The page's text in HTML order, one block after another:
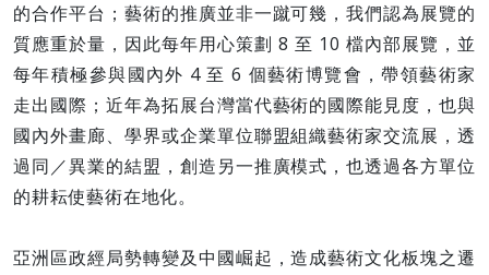
的合作平台；藝術的推廣並非一蹴可幾，我們認為展覽的
質應重於量，因此每年用心策劃 8 至 10 檔內部展覽，並
每年積極參與國內外 4 至 6 個藝術博覽會，帶領藝術家
走出國際；近年為拓展台灣當代藝術的國際能見度，也與
國內外畫廊、學界或企業單位聯盟組織藝術家交流展，透
過同／異業的結盟，創造另一推廣模式，也透過各方單位
的耕耘使藝術在地化。
亞洲區政經局勢轉變及中國崛起，造成藝術文化板塊之遷